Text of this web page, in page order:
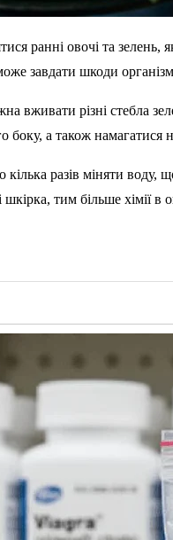
ранні овочі та
завдати шкоди
вживати різні стебла
боку, а також намагатися
кілька разів міняти
тим більше хімії в